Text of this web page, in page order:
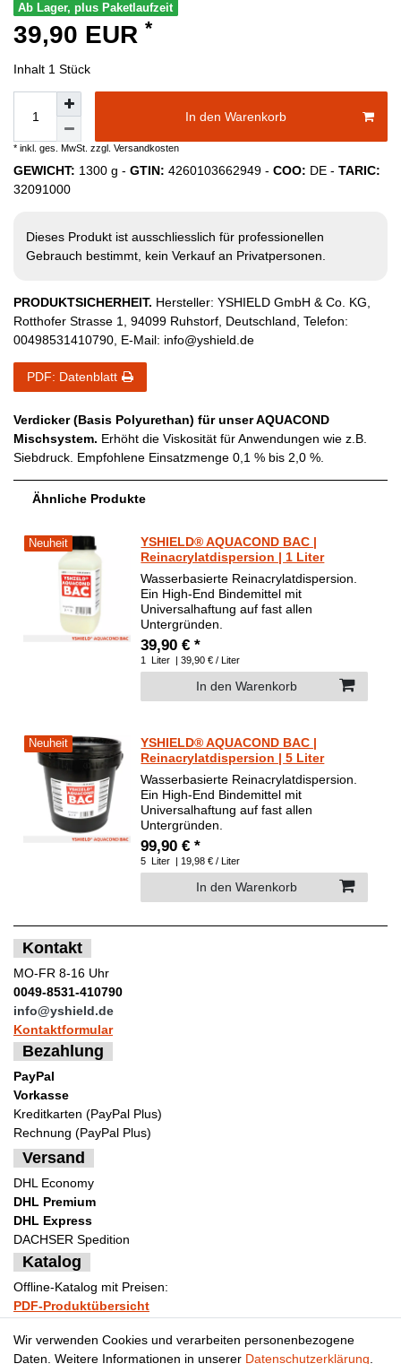
Ab Lager, plus Paketlaufzeit
39,90 EUR *
Inhalt 1 Stück
In den Warenkorb
* inkl. ges. MwSt. zzgl. Versandkosten
GEWICHT: 1300 g - GTIN: 4260103662949 - COO: DE - TARIC:
32091000
Dieses Produkt ist ausschliesslich für professionellen
Gebrauch bestimmt, kein Verkauf an Privatpersonen.
PRODUKTSICHERHEIT. Hersteller: YSHIELD GmbH & Co. KG,
Rotthofer Strasse 1, 94099 Ruhstorf, Deutschland, Telefon:
00498531410790, E-Mail: info@yshield.de
PDF: Datenblatt
Verdicker (Basis Polyurethan) für unser AQUACOND
Mischsystem. Erhöht die Viskosität für Anwendungen wie z.B.
Siebdruck. Empfohlene Einsatzmenge 0,1 % bis 2,0 %.
Ähnliche Produkte
Neuheit
YSHIELD® AQUACOND BAC |
Reinacrylatdispersion | 1 Liter
Wasserbasierte Reinacrylatdispersion.
Ein High-End Bindemittel mit
Universalhaftung auf fast allen
Untergründen.
39,90 € *
1 Liter | 39,90 € / Liter
In den Warenkorb
Neuheit
YSHIELD® AQUACOND BAC |
Reinacrylatdispersion | 5 Liter
Wasserbasierte Reinacrylatdispersion.
Ein High-End Bindemittel mit
Universalhaftung auf fast allen
Untergründen.
99,90 € *
5 Liter | 19,98 € / Liter
In den Warenkorb
Kontakt
MO-FR 8-16 Uhr
0049-8531-410790
info@yshield.de
Kontaktformular
Bezahlung
PayPal
Vorkasse
Kreditkarten (PayPal Plus)
Rechnung (PayPal Plus)
Versand
DHL Economy
DHL Premium
DHL Express
DACHSER Spedition
Katalog
Offline-Katalog mit Preisen:
PDF-Produktübersicht
Wir verwenden Cookies und verarbeiten personenbezogene
Daten. Weitere Informationen in unserer Daten­schutz­erklärung